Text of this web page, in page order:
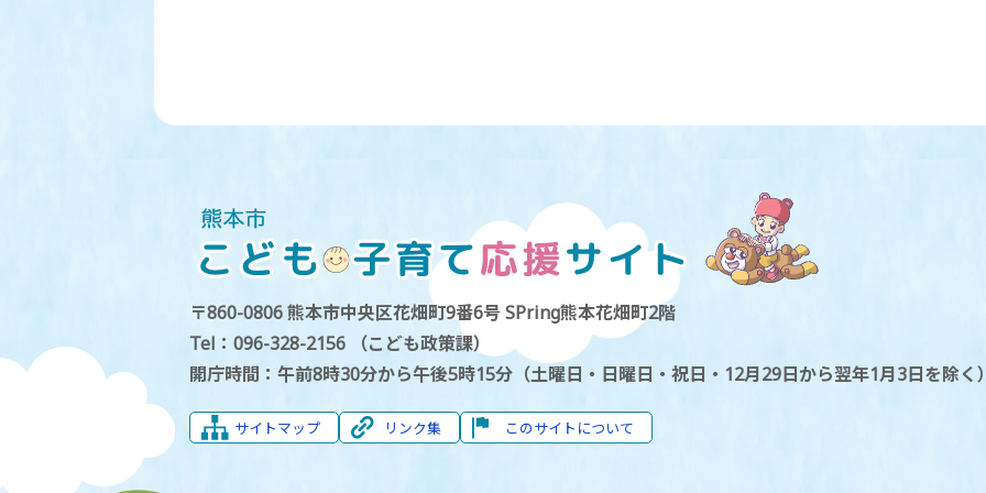
〒860-0806 熊本市中央区花畑町9番6号 SPring熊本花畑町2階
Tel：096-328-2156 （こども政策課）
開庁時間：午前8時30分から午後5時15分（土曜日・日曜日・祝日・12月29日から翌年1月3日を除く
サイトマップ リンク集 このサイトについて